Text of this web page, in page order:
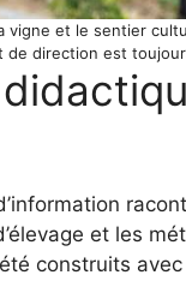
et le sentier
de direction est
et les
construits